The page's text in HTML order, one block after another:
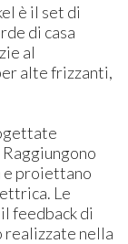
è il set di
di casa
al
alte frizzanti,
proiettano
Le
feedback di
realizzate nella